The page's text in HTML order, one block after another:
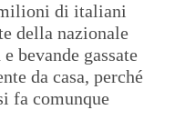
di italiani
della nazionale
bevande gassate
da casa, perché
fa comunque